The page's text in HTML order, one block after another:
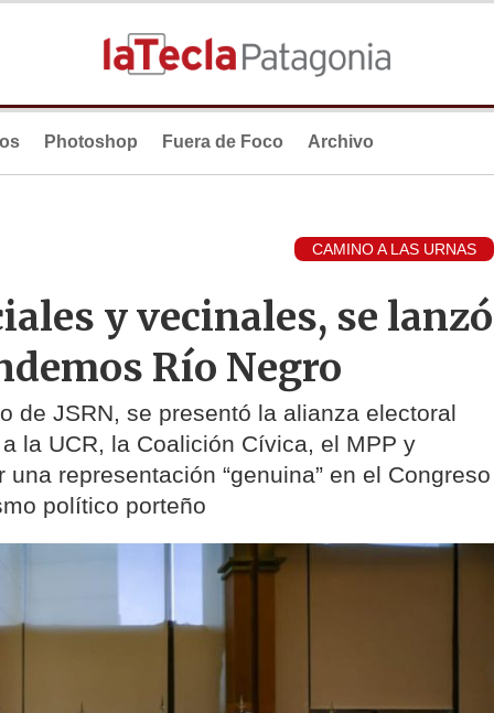
Photoshop Fuera de Foco Archivo
CAMINO A LAS URNAS
y vecinales, se lanzó
Río Negro
de JSRN, se presentó la alianza electoral
la UCR, la Coalición Cívica, el MPP y
representación “genuina” en el Congreso
político porteño